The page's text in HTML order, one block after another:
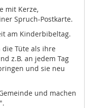
mit Kerze,
Spruch-Postkarte.
am Kinderbibeltag.
Tüte als ihre
z.B. an jedem Tag
und sie neu
und machen